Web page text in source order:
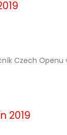
Czech
2019